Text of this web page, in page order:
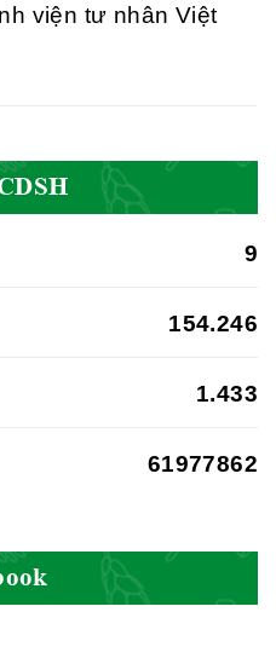
viện tư nhân Việt
y dược cổ truyền -
nghiệp dược Việt
Nam
9
154.246
1.433
61977862